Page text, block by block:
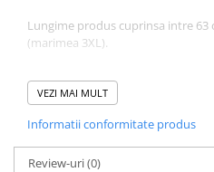
Lungime produs cuprinsa intre 63
(marimea 3XL).
Atentie! Nuanta produsului poate
dispozitivul de pe care este
VEZI MAI MULT
Informatii conformitate produs
Review-uri(0)